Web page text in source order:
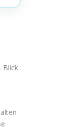
Blick